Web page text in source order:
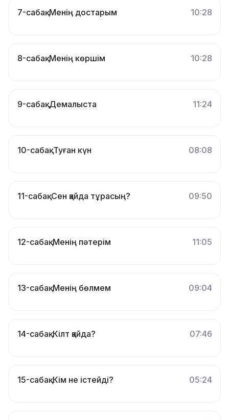
7-сабақ. Менің достарым 10:28
8-сабақ. Менің көршім 10:28
9-сабақ. Демалыста 11:24
10-сабақ. Туған күн 08:08
11-сабақ. Сен қайда тұрасың? 09:50
12-сабақ. Менің пәтерім 11:05
13-сабақ. Менің бөлмем 09:04
14-сабақ. Кілт қайда? 07:46
15-сабақ. Кім не істейді? 05:24